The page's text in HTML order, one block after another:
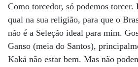
Como torcedor, só podemos torcer.
qual na sua religião, para que o
não é a Seleção ideal para mim.
Ganso (meia do Santos),
Kaká não estar bem. Mas não